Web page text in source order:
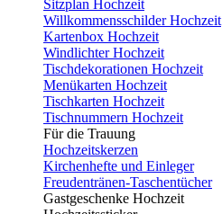
Sitzplan Hochzeit
Willkommensschilder Hochzeit
Kartenbox Hochzeit
Windlichter Hochzeit
Tischdekorationen Hochzeit
Menükarten Hochzeit
Tischkarten Hochzeit
Tischnummern Hochzeit
Für die Trauung
Hochzeitskerzen
Kirchenhefte und Einleger
Freudentränen-Taschentücher
Gastgeschenke Hochzeit